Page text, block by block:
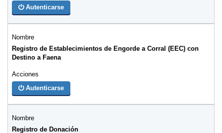
Autenticarse
Registro de Establecimientos de Engorde a Corral (EEC) con
Destino a Faena
Autenticarse
Registro de Donación